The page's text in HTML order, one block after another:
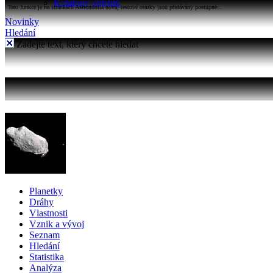
Katalogy objektů
Tato funkce je na stránkách Astronomia nová, testové otázky jsou přidávány postupně...
Novinky
Hledání
Zadejte text, který chcete hledat
Planetky
Dráhy
Vlastnosti
Vznik a vývoj
Seznam
Hledání
Statistika
Analýza